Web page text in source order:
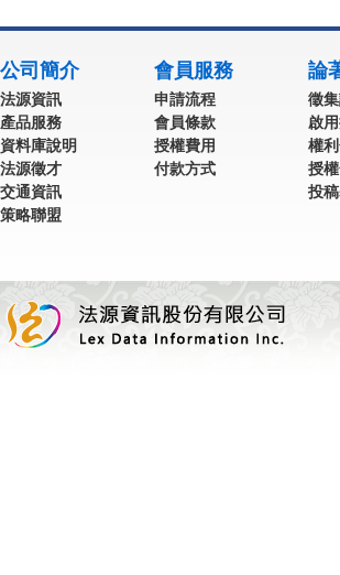
公司簡介
法源資訊
產品服務
資料庫說明
法源徵才
交通資訊
策略聯盟
會員服務
申請流程
會員條款
授權費用
付款方式
論
徵
啟
權
授
投